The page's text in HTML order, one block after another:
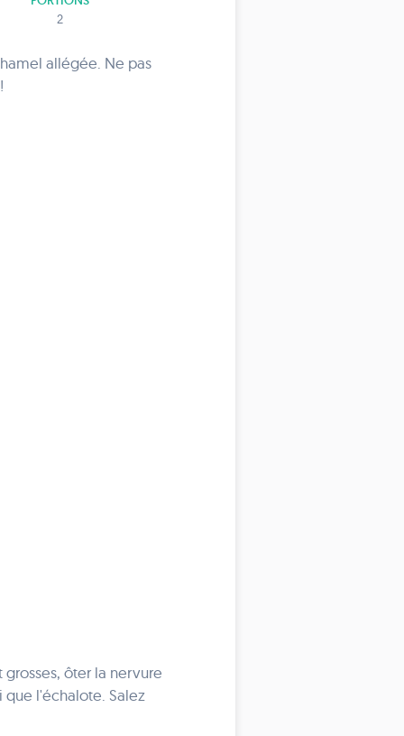
2
allégée. Ne pas
grosses, ôter la nervure
que l'échalote. Salez